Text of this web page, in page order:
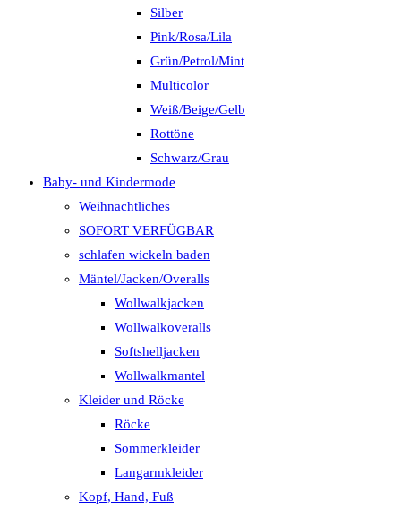
Silber
Pink/Rosa/Lila
Grün/Petrol/Mint
Multicolor
Weiß/Beige/Gelb
Rottöne
Schwarz/Grau
Baby- und Kindermode
Weihnachtliches
SOFORT VERFÜGBAR
schlafen wickeln baden
Mäntel/Jacken/Overalls
Wollwalkjacken
Wollwalkoveralls
Softshelljacken
Wollwalkmantel
Kleider und Röcke
Röcke
Sommerkleider
Langarmkleider
Kopf, Hand, Fuß